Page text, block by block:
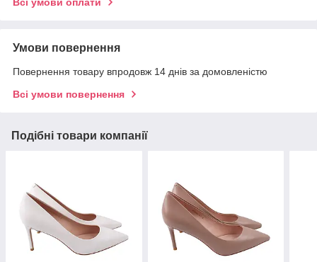
Всі умови оплати
Умови повернення
Повернення товару впродовж 14 днів за домовленістю
Всі умови повернення
Подібні товари компанії